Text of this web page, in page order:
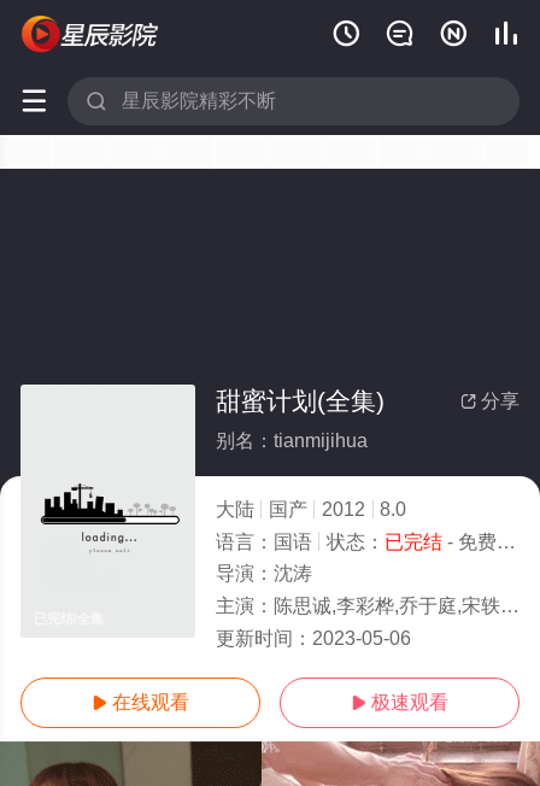
   
 
 分享
甜蜜计划(全集)
别名：tianmijihua
大陆 国产 2012
8.0
语言： 国语 状态： 已完结- 免费在线观看
导演： 沈涛
主演： 陈思诚,李彩桦,乔于庭,宋轶,扎西顿珠,廖学秋,周浩东
更新时间： 2023-05-06
 在线观看  极速观看